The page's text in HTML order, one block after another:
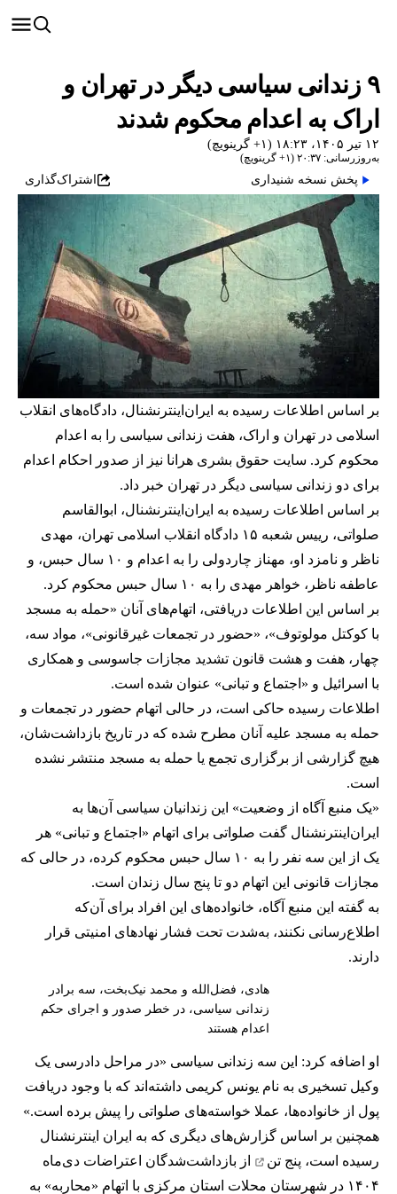
۹ زندانی سیاسی دیگر در تهران و
اراک به اعدام محکوم شدند
۱۲ تیر ۱۴۰۵، ۱۸:۲۳ (‎+۱ گرینویچ)
به‌روزرسانی: ۲۰:۳۷ (‎+۱ گرینویچ)
پخش نسخه شنیداری اشتراک‌گذاری
بر اساس اطلاعات رسیده به ایران‌اینترنشنال، دادگاه‌های انقلاب
اسلامی در تهران و اراک، هفت زندانی سیاسی را به اعدام
محکوم کرد. سایت حقوق بشری هرانا نیز از صدور احکام اعدام
برای دو زندانی سیاسی دیگر در تهران خبر داد.
بر اساس اطلاعات رسیده به ایران‌اینترنشنال، ابوالقاسم
صلواتی، رییس شعبه ۱۵ دادگاه انقلاب اسلامی تهران، مهدی
ناظر و نامزد او، مهناز چاردولی را به اعدام و ۱۰ سال حبس، و
عاطفه ناظر، خواهر مهدی را به ۱۰ سال حبس محکوم کرد.
بر اساس این اطلاعات دریافتی، اتهام‌های آنان «حمله به مسجد
با کوکتل مولوتوف»، «حضور در تجمعات غیرقانونی»، مواد سه،
چهار، هفت و هشت قانون تشدید مجازات جاسوسی و همکاری
با اسرائیل و «اجتماع و تبانی» عنوان شده است.
اطلاعات رسیده حاکی است، در حالی اتهام حضور در تجمعات و
حمله به مسجد علیه آنان مطرح شده که در تاریخ بازداشت‌شان،
هیچ گزارشی از برگزاری تجمع یا حمله به مسجد منتشر نشده
است.
«یک منبع آگاه از وضعیت» این زندانیان سیاسی آن‌ها به
ایران‌اینترنشنال گفت صلواتی برای اتهام «اجتماع و تبانی» هر
یک از این سه نفر را به ۱۰ سال حبس محکوم کرده، در حالی که
مجازات قانونی این اتهام دو تا پنج سال زندان است.
به گفته این منبع آگاه، خانواده‌های این افراد برای آن‌که
اطلاع‌رسانی نکنند، به‌شدت تحت فشار نهادهای امنیتی قرار
دارند.
هادی، فضل‌الله و محمد نیک‌بخت، سه برادر
زندانی سیاسی، در خطر صدور و اجرای حکم
اعدام هستند
او اضافه کرد: این سه زندانی سیاسی «در مراحل دادرسی یک
وکیل تسخیری به نام یونس کریمی داشته‌اند که با وجود دریافت
پول از خانواده‌ها، عملا خواسته‌های صلواتی را پیش برده است.»
همچنین بر اساس گزارش‌های دیگری که به ایران اینترنشنال
رسیده است، پنج تن
از بازداشت‌شدگان اعتراضات دی‌ماه
۱۴۰۴ در شهرستان محلات استان مرکزی با اتهام «محاربه» به